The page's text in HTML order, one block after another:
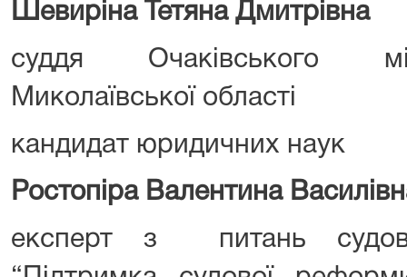
Шевиріна Тетяна Дмитрівна
суддя Очаківського
Миколаївської області
кандидат юридичних наук
Ростопіра Валентина
експерт з питань